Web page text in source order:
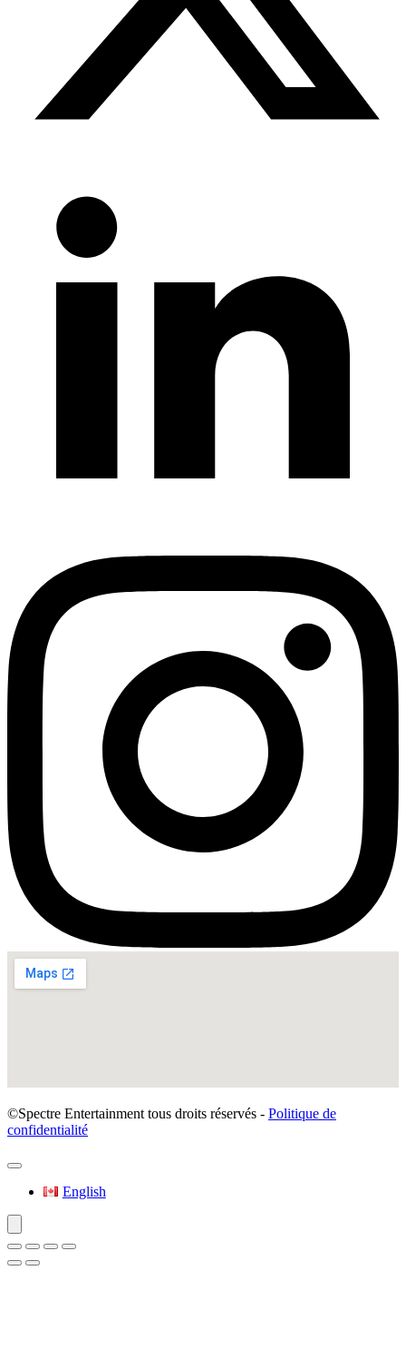
©Spectre Entertainment tous droits réservés - Politique de
confidentialité
English